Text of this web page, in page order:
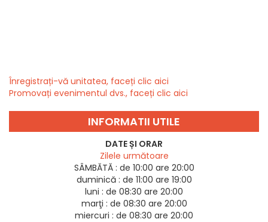
Înregistrați-vă unitatea, faceți clic aici
Promovați evenimentul dvs., faceți clic aici
INFORMATII UTILE
DATE ȘI ORAR
Zilele următoare
SÂMBĂTĂ : de 10:00 are 20:00
duminică : de 11:00 are 19:00
luni : de 08:30 are 20:00
marţi : de 08:30 are 20:00
miercuri : de 08:30 are 20:00